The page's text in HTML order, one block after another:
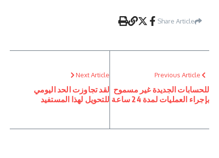
Share Article
Previous Article
للحسابات الجديدة غير مسموح
بإجراء العمليات لمدة 24 ساعة
Next Article
لقد تجاوزت الحد اليومي
للتحويل لهذا المستفيد